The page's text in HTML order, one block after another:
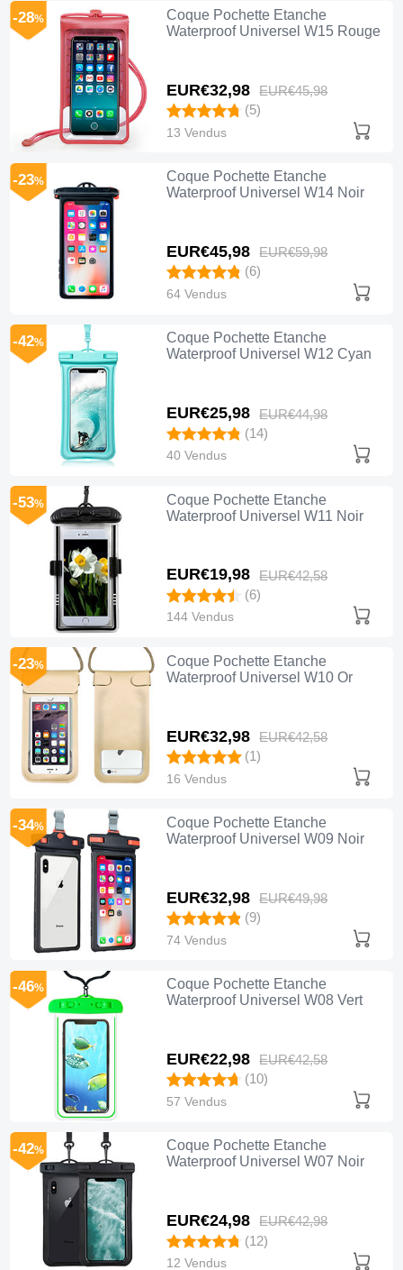
Coque Pochette Etanche
Waterproof Universel W15 Rouge
EUR€32,98 EUR€45,98
-28%
(5)
13 Vendus
Coque Pochette Etanche
Waterproof Universel W14 Noir
EUR€45,98 EUR€59,98
-23%
(6)
64 Vendus
Coque Pochette Etanche
Waterproof Universel W12 Cyan
EUR€25,98 EUR€44,98
-42%
(14)
40 Vendus
Coque Pochette Etanche
Waterproof Universel W11 Noir
EUR€19,98 EUR€42,58
-53%
(6)
144 Vendus
Coque Pochette Etanche
Waterproof Universel W10 Or
EUR€32,98 EUR€42,58
-23%
(1)
16 Vendus
Coque Pochette Etanche
Waterproof Universel W09 Noir
EUR€32,98 EUR€49,98
-34%
(9)
74 Vendus
Coque Pochette Etanche
Waterproof Universel W08 Vert
EUR€22,98 EUR€42,58
-46%
(10)
57 Vendus
Coque Pochette Etanche
Waterproof Universel W07 Noir
EUR€24,98 EUR€42,98
-42%
(12)
12 Vendus